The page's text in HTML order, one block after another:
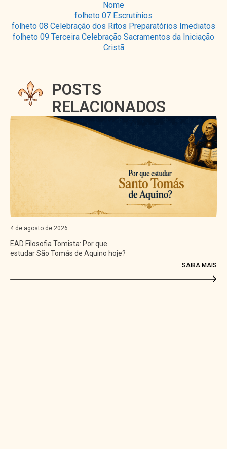
Nome
folheto 07 Escrutínios
folheto 08 Celebração dos Ritos Preparatórios Imediatos
folheto 09 Terceira Celebração Sacramentos da Iniciação
Cristã
POSTS
RELACIONADOS
de 2026
Tomista: Por que
Tomás de Aquino hoje?